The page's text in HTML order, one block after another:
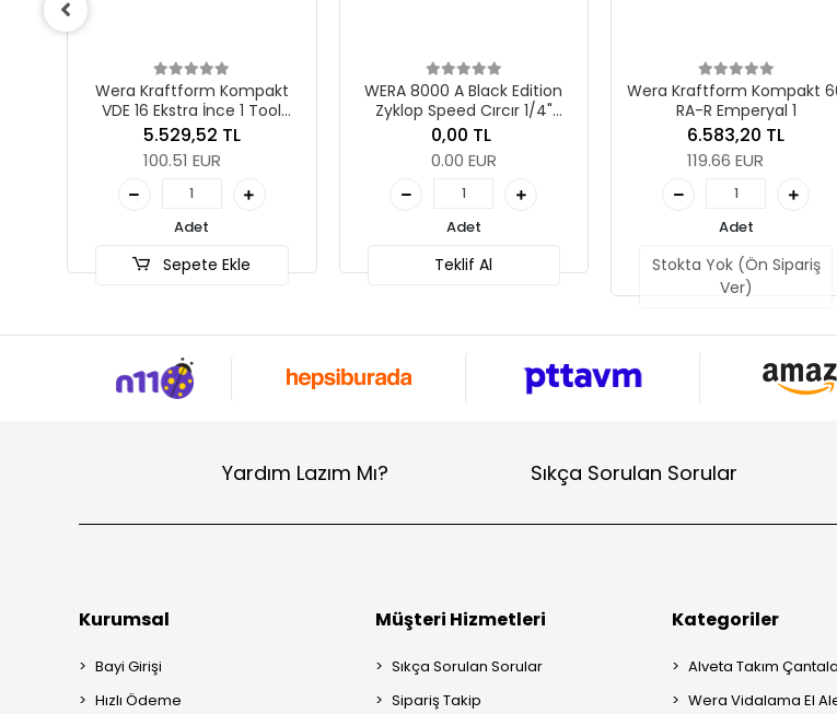
Wera Kraftform Kompakt
VDE 16 Ekstra İnce 1 Tool
Finder
5.529,52 TL
100.51 EUR
Adet
Sepete Ekle
WERA 8000 A Black Edition
Zyklop Speed Cırcır 1/4"
sürücülü
0,00 TL
0.00 EUR
Adet
Teklif Al
Wera Kraftform Kompakt
RA-R Emperyal 1
6.583,20 TL
119.66 EUR
Adet
Stokta Yok (Ön Sipariş
Ver)
Yardım Lazım Mı? Sıkça Sorulan Sorular
Kurumsal
Bayi Girişi
Hızlı Ödeme
Müşteri Hizmetleri
Sıkça Sorulan Sorular
Sipariş Takip
Kategoriler
Alveta Takım
Wera Vidalama El